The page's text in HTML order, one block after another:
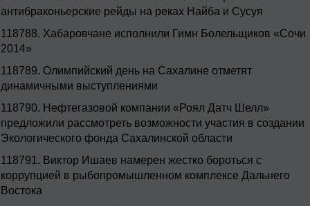
антибраконьерские рейды на реках Найба и Сусуя
118788. Хабаровчане исполнили Гимн Болельщиков «Сочи
2014»
118789. Олимпийский день на Сахалине отметят
динамичными выступлениями
118790. Нефтегазовой компании «Роял Датч Шелл»
предложили рассмотреть возможности участия в создании
Экологического фонда Сахалинской области
118791. Виктор Ишаев намерен жестко бороться с
коррупцией в рыбопромышленном комплексе Дальнего
Востока